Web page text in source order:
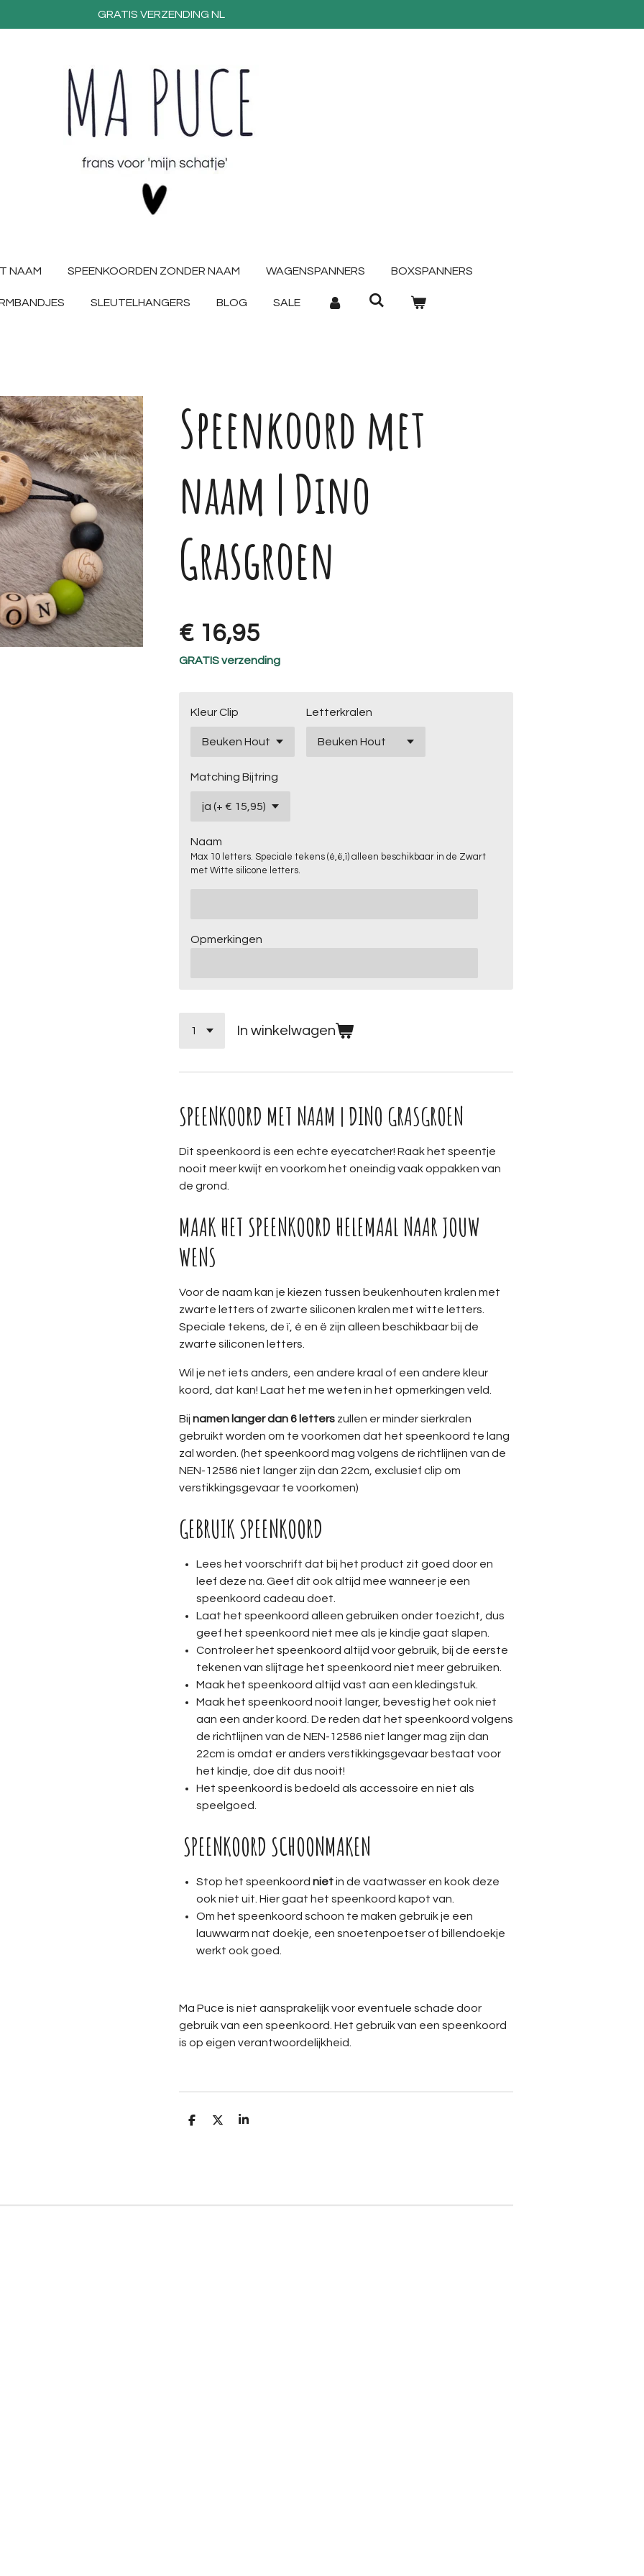
GRATIS VERZENDING NL
NAAM SPEENKOORDEN ZONDER NAAM WAGENSPANNERS BOXSPANNERS
SLEUTELHANGERS BLOG SALE
Speenkoord met
naam | Dino
Grasgroen
€ 16,95
GRATIS verzending
Kleur Clip Letterkralen
Matching Bijtring
Naam
Max 10 letters. Speciale tekens (é,ë,ï) alleen beschikbaar in de Zwart
met Witte silicone letters.
Opmerkingen
In winkelwagen
SPEENKOORD MET NAAM | DINO GRASGROEN
Dit speenkoord is een echte eyecatcher! Raak het speentje
nooit meer kwijt en voorkom het oneindig vaak oppakken van
de grond.
MAAK HET SPEENKOORD HELEMAAL NAAR JOUW
WENS
Voor de naam kan je kiezen tussen beukenhouten kralen met
zwarte letters of zwarte siliconen kralen met witte letters.
Speciale tekens, de ï, é en ë zijn alleen beschikbaar bij de
zwarte siliconen letters.
Wil je net iets anders, een andere kraal of een andere kleur
koord, dat kan! Laat het me weten in het opmerkingen veld.
Bij namen langer dan 6 letters zullen er minder sierkralen
gebruikt worden om te voorkomen dat het speenkoord te lang
zal worden. (het speenkoord mag volgens de richtlijnen van de
NEN-12586 niet langer zijn dan 22cm, exclusief clip om
verstikkingsgevaar te voorkomen)
GEBRUIK SPEENKOORD
Lees het voorschrift dat bij het product zit goed door en
leef deze na. Geef dit ook altijd mee wanneer je een
speenkoord cadeau doet.
Laat het speenkoord alleen gebruiken onder toezicht, dus
geef het speenkoord niet mee als je kindje gaat slapen.
Controleer het speenkoord altijd voor gebruik, bij de eerste
tekenen van slijtage het speenkoord niet meer gebruiken.
Maak het speenkoord altijd vast aan een kledingstuk.
Maak het speenkoord nooit langer, bevestig het ook niet
aan een ander koord. De reden dat het speenkoord volgens
de richtlijnen van de NEN-12586 niet langer mag zijn dan
22cm is omdat er anders verstikkingsgevaar bestaat voor
het kindje, doe dit dus nooit!
Het speenkoord is bedoeld als accessoire en niet als
speelgoed.
SPEENKOORD SCHOONMAKEN
Stop het speenkoord nietin de vaatwasser en kook deze
ook niet uit. Hier gaat het speenkoord kapot van.
Om het speenkoord schoon te maken gebruik je een
lauwwarm nat doekje, een snoetenpoetser of billendoekje
werkt ook goed.
Ma Puce is niet aansprakelijk voor eventuele schade door
gebruik van een speenkoord. Het gebruik van een speenkoord
is op eigen verantwoordelijkheid.
D
D
S